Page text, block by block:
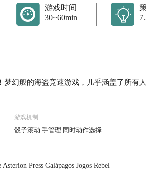
游戏时间
30~60min
梦幻般的海盗竞速游戏，几乎涵盖了所有
游戏机制
骰子滚动 手管理 同时动作选择
Press Galápagos Jogos Rebel